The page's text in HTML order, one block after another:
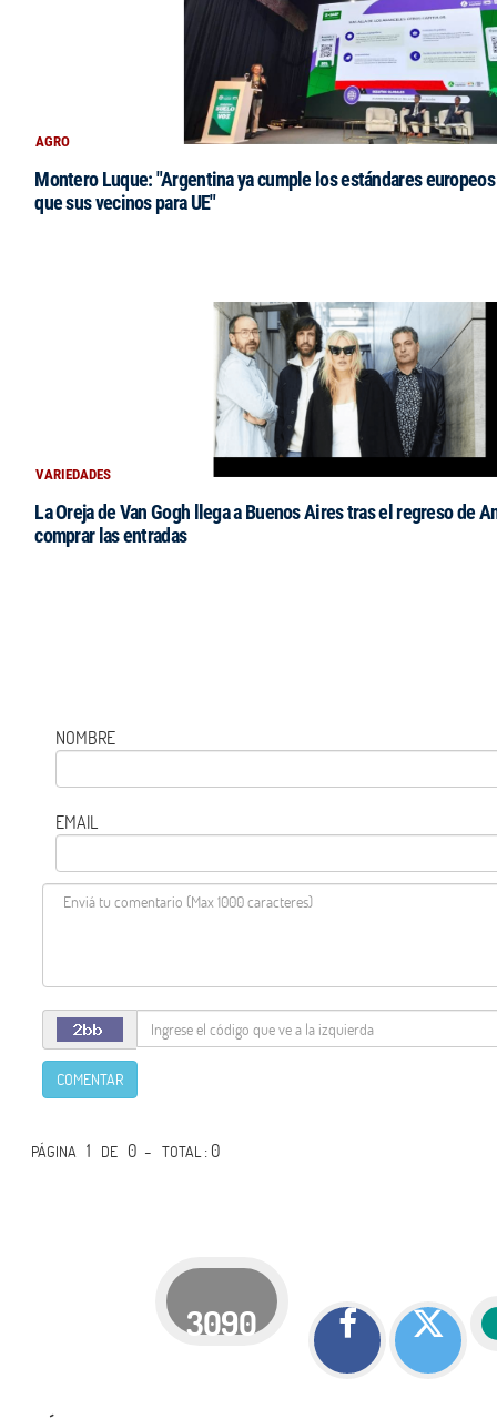
AGRO
Montero Luque: "Argentina ya cumple los estándares
que sus vecinos para UE"
VARIEDADES
La Oreja de Van Gogh llega a Buenos Aires tras el regreso de
comprar las entradas
NOMBRE
EMAIL
COMENTAR
PÁGINA 1 DE 0 -TOTAL: 0
3090